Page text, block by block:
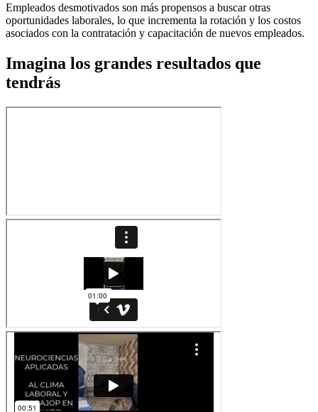
Empleados desmotivados son más propensos a buscar otras
oportunidades laborales, lo que incrementa la rotación y los costos
asociados con la contratación y capacitación de nuevos empleados.
Imagina los grandes resultados que
tendrás